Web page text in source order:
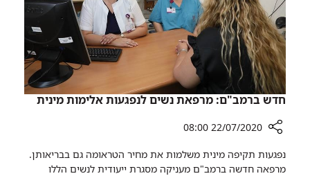
חדש ברמב"ם: מרפאת נשים לנפגעות אלימות מינית
שיתוף
22/07/2020 08:00
נפגעות תקיפה מינית משלמות את מחיר הטראומה גם בבריאותן.
מרפאה חדשה ברמב"ם מעניקה מסגרת ייעודית לנשים הללו